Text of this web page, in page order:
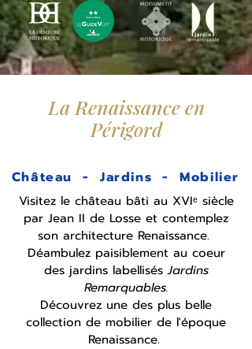
La Renaissance en
Périgord
Château - Jardins - Mobilier
Visitez le château bâti au XVIᵉ siècle
par Jean II de Losse et contemplez
son architecture Renaissance.
Déambulez paisiblement au coeur
des jardins labellisésJardins
Remarquables.
Découvrez une des plus belle
collection de mobilier de l'époque
Renaissance.